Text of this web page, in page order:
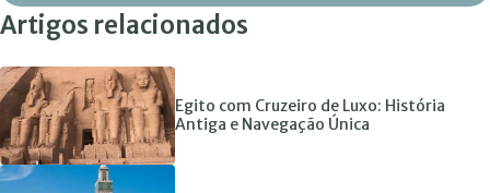
Artigos relacionados
Egito com Cruzeiro de Luxo: História
Antiga e Navegação Única